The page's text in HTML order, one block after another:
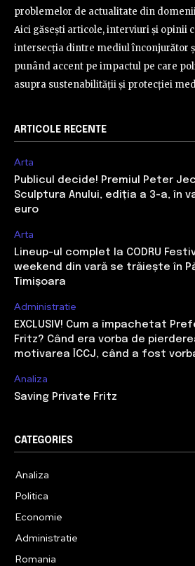
problemelor de actualitate din
Aici găsești articole, interviuri și opinii
intersecția dintre mediul înconjurător
punând accent pe impactul pe care
asupra sustenabilității și protecției
ARTICOLE RECENTE
Arta
Publicul decide! Premiul Peter
Sculptura Anului, ediția a 3-a, în
euro
Arta
Lineup-ul complet la CODRU
weekend din vară se trăiește în
Timișoara
Administratie
EXCLUSIV! Cum a împachetat
Fritz? Când era vorba de
motivarea ÎCCJ, când a fost
Analiza
Saving Private Fritz
CATEGORIES
Analiza
Politica
Economie
Administratie
Romania